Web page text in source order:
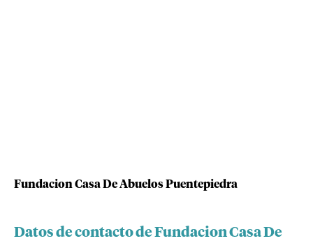
Fundacion Casa De Abuelos Puentepiedra
Datos de contacto de Fundacion Casa De